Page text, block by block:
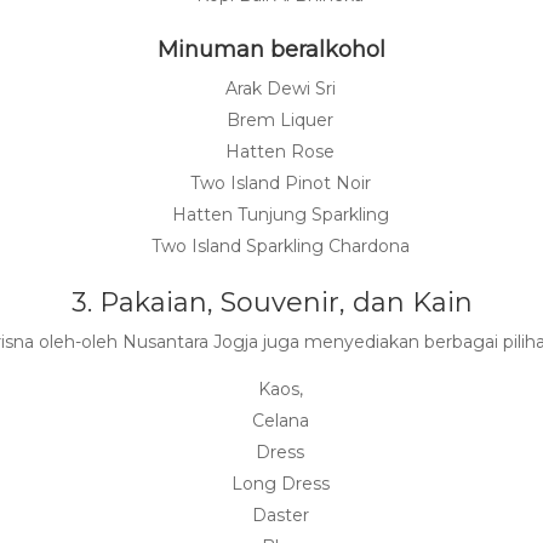
Minuman beralkohol
Arak Dewi Sri
Brem Liquer
Hatten Rose
Two Island Pinot Noir
Hatten Tunjung Sparkling
Two Island Sparkling Chardona
3. Pakaian, Souvenir, dan Kain
oleh-oleh Nusantara Jogja juga menyediakan berbagai
Kaos,
Celana
Dress
Long Dress
Daster